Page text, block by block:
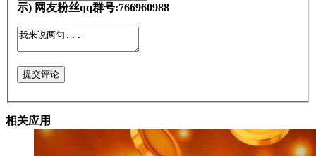
示) 网友粉丝qq群号:766960988
提交评论
相关应用